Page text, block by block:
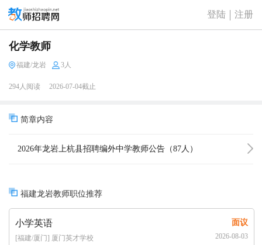
登陆 注册
化学教师
福建/龙岩 3人
294人阅读 2026-07-04截止
简章内容
2026年龙岩上杭县招聘编外中学教师公告（87人）
福建龙岩教师职位推荐
小学英语 面议
[福建/厦门] 厦门英才学校 2026-08-03